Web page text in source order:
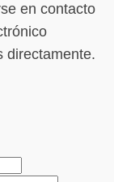
en contacto
directamente.